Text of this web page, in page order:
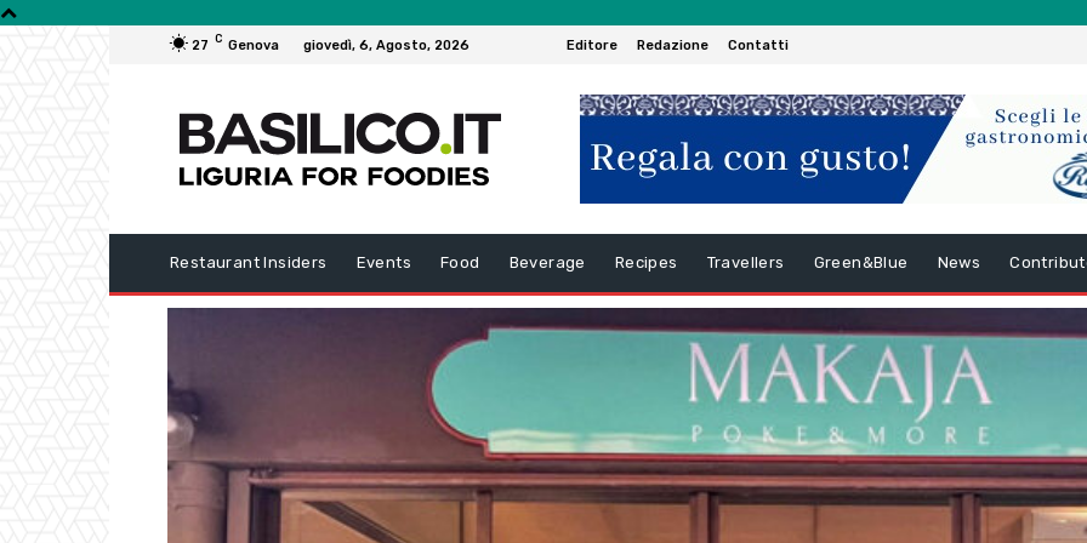
27 C Genova giovedì, 6, Agosto, 2026 Editore Redazione Contatti
Restaurant Insiders Events Food Beverage Recipes Travellers Green&Blue News